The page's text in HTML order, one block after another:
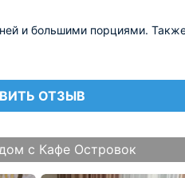
и большими порциями.
ОТЗЫВ
с Кафе Островок